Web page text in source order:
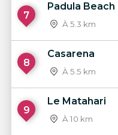
7
Padula Beach
À 5.3 km
8
Casarena
À 5.5 km
9
Le Matahari
À 10 km